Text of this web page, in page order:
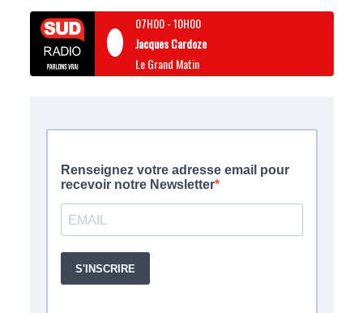
07H00-10H00
Jacques Cardoze
Le Grand Matin